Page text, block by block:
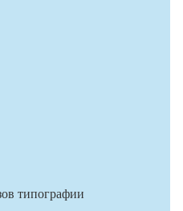
типографии